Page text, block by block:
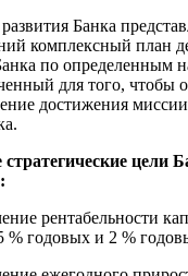
Банка
комплексный план
по определенным
для того, чтобы
достижения
цели
рентабельности
% годовых и 2 %